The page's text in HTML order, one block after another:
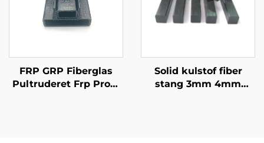
FRP GRP Fiberglas
Pultruderet Frp Profil
Solid kulstof fiber
stang 3mm 4mm